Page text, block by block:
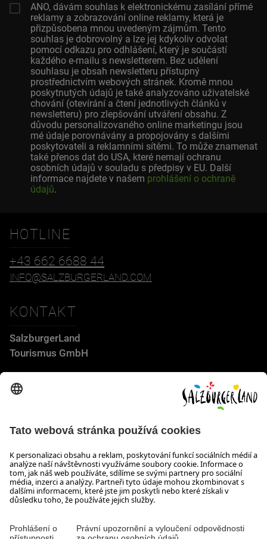
ANO, dávám souhlas k elektronickému zasílání přímé
reklamy a zobrazování online reklamy, která je
přizpůsobena mnou uvedeným zájmům. Tento
souhlas je dobrovolný a lze jej kdykoliv odvolat
pomocí odkazu pro odhlášení, který je součástí
každého e-mailu s newsletterem. Bez udělení
souhlasu je obsah newsletteru přístupný
prostřednictvím webových stránek. Kromě mnou
poskytnutých údajů je také analyzováno uživatelské
chování (otevírání a čtení jednotlivých článků v
newsletteru) pro zlepšování utváření obsahu. Z
důvodu personalizovaného online marketingu jsou
mé údaje porovnávány a propojovány s dalšími
poskytovateli a reklamními sítěmi. To může znamenat
také přenos dat do USA, které nemají ochranu
osobních údajů v souladu s předpisy v EU. Další
informace najdete v našem prohlášení o ochraně
údajů.
HOTLINE
+43 662 6688 44
INFO@SALZBURGERLAND.COM
KONTAKT
SalzburgerLand
Tourismus GmbH
Wiener Bundesstraße 23
5300 Hallwang
OTEVÍRACÍ DOBA
Těšíme se na Vaši poptávku!